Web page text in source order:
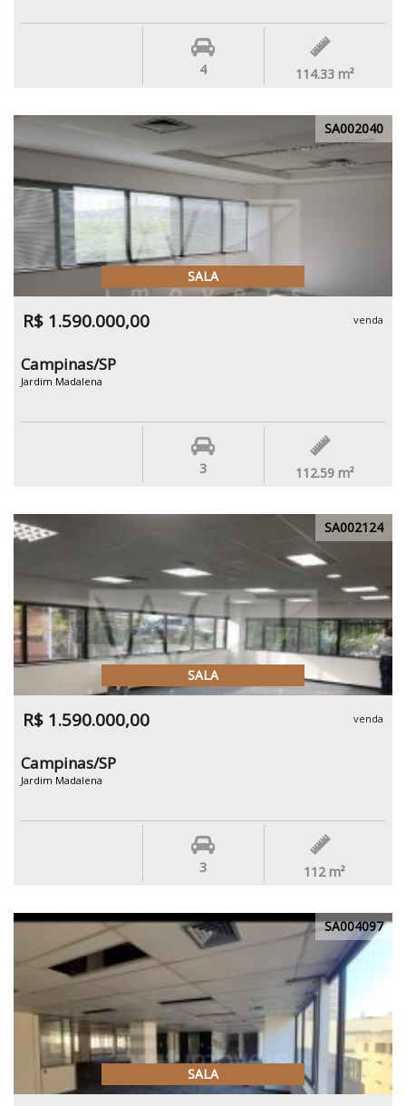
4 114.33 m²
SA002040
SALA
R$ 1.590.000,00 venda
Campinas/SP
Jardim Madalena
3 112.59 m²
SA002124
SALA
R$ 1.590.000,00 venda
Campinas/SP
Jardim Madalena
3 112 m²
SA004097
SALA